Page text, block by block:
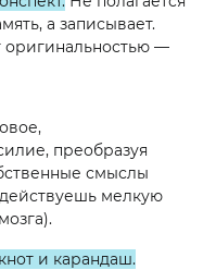
а записывает.
оригинальностью —
преобразуя
смыслы
мелкую
и карандаш.